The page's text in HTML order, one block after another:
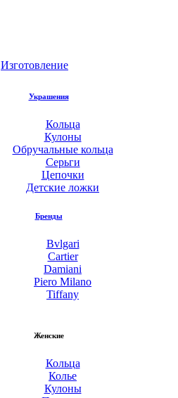
Изготовление
Украшения
Кольца
Кулоны
Обручальные кольца
Серьги
Цепочки
Детские ложки
Бренды
Bvlgari
Cartier
Damiani
Piero Milano
Tiffany
Женские
Кольца
Колье
Кулоны